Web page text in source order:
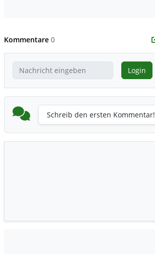
Kommentare 0
Login
Schreib den ersten Kommentar!